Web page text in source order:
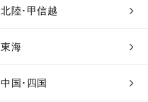
北陸･甲信越
東海
中国･四国